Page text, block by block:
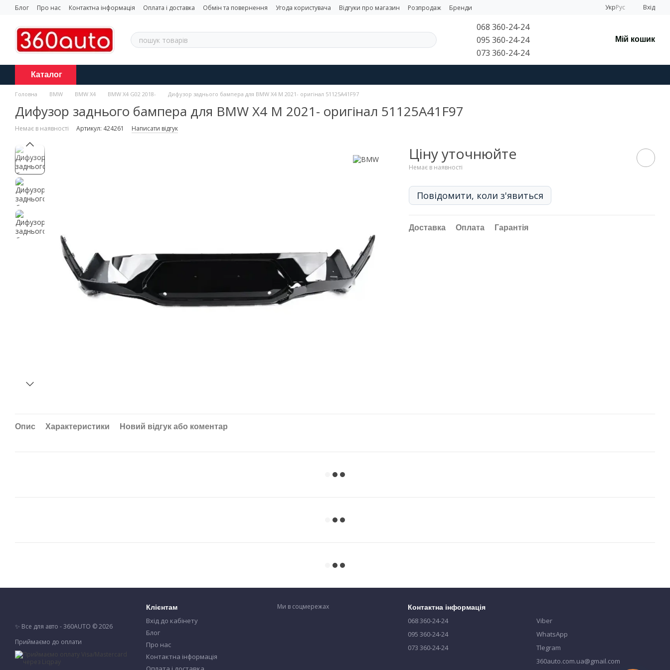
Перейти до основного контенту
Блог Про нас Контактна інформація Оплата і доставка Обмін та повернення Угода користувача Відгуки про магазин Розпродаж Бренди УкрРус Вхід
068 360-24-24
095 360-24-24
073 360-24-24
Мій кошик
Каталог
Головна BMW BMW X4 BMW X4 G02 2018- Дифузор заднього бампера для BMW X4 M 2021- оригінал 51125A41F97
Дифузор заднього бампера для BMW X4 M 2021- оригінал 51125A41F97
Немає в наявності Артикул: 424261 Написати відгук
Ціну уточнюйте
Немає в наявності
Повідомити, коли з'явиться
Доставка Оплата Гарантія
Опис Характеристики Новий відгук або коментар
✨ Все для авто - 360AUTO © 2026
Приймаємо до оплати
Клієнтам
Вхід до кабінету
Блог
Про нас
Контактна інформація
Ми в соцмережах Контактна інформація
068 360-24-24
095 360-24-24
073 360-24-24
Viber
WhatsApp
Tlegram
360auto.com.ua@gmail.com